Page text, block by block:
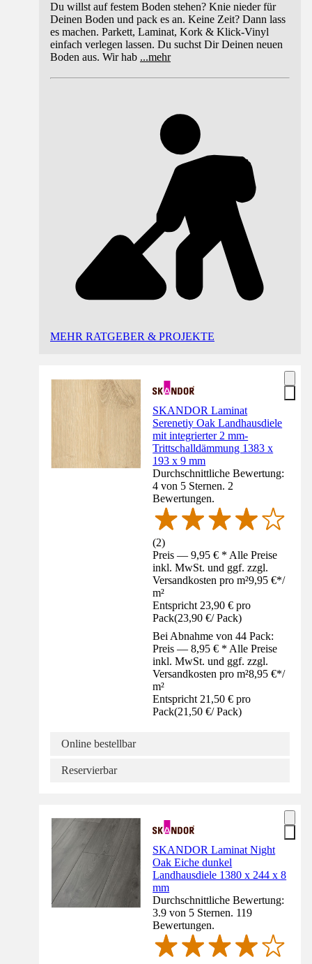
Du willst auf festem Boden stehen? Knie nieder für
Deinen Boden und pack es an. Keine Zeit? Dann lass
es machen. Parkett, Laminat, Kork & Klick-Vinyl
einfach verlegen lassen. Du suchst Dir Deinen neuen
Boden aus. Wir hab ...mehr
MEHR RATGEBER & PROJEKTE
SKANDOR Laminat
Serenetiy Oak Landhausdiele
mit integrierter 2 mm-
Trittschalldämmung 1383 x
193 x 9 mm
Durchschnittliche Bewertung:
4 von 5 Sternen. 2
Bewertungen.
(2)
Preis — 9,95 € * Alle Preise
inkl. MwSt. und ggf. zzgl.
Versandkosten pro m²9,95 €*/
m²
Entspricht 23,90 € pro
Pack(23,90 €/ Pack)
Bei Abnahme von 44 Pack:
Preis — 8,95 € * Alle Preise
inkl. MwSt. und ggf. zzgl.
Versandkosten pro m²8,95 €*/
m²
Entspricht 21,50 € pro
Pack(21,50 €/ Pack)
Online bestellbar
Reservierbar
SKANDOR Laminat Night
Oak Eiche dunkel
Landhausdiele 1380 x 244 x 8
mm
Durchschnittliche Bewertung:
3.9 von 5 Sternen. 119
Bewertungen.